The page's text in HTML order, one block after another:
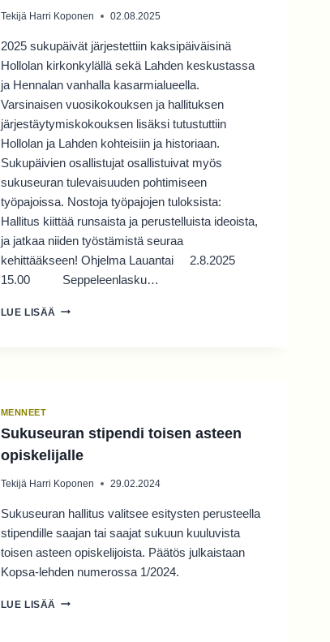
Tekijä Harri Koponen 02.08.2025
2025 sukupäivät järjestettiin kaksipäiväisinä
Hollolan kirkonkylällä sekä Lahden keskustassa
ja Hennalan vanhalla kasarmialueella.
Varsinaisen vuosikokouksen ja hallituksen
järjestäytymiskokouksen lisäksi tutustuttiin
Hollolan ja Lahden kohteisiin ja historiaan.
Sukupäivien osallistujat osallistuivat myös
sukuseuran tulevaisuuden pohtimiseen
työpajoissa. Nostoja työpajojen tuloksista:
Hallitus kiittää runsaista ja perustelluista ideoista,
ja jatkaa niiden työstämistä seuraa
kehittääkseen! Ohjelma Lauantai 2.8.2025
15.00 Seppeleenlasku…
LUE LISÄÄ SUKUPÄIVÄT
MENNEET
Sukuseuran stipendi toisen asteen
opiskelijalle
Tekijä Harri Koponen 29.02.2024
Sukuseuran hallitus valitsee esitysten perusteella
stipendille saajan tai saajat sukuun kuuluvista
toisen asteen opiskelijoista. Päätös julkaistaan
Kopsa-lehden numerossa 1/2024.
LUE LISÄÄ SUKUSEURAN